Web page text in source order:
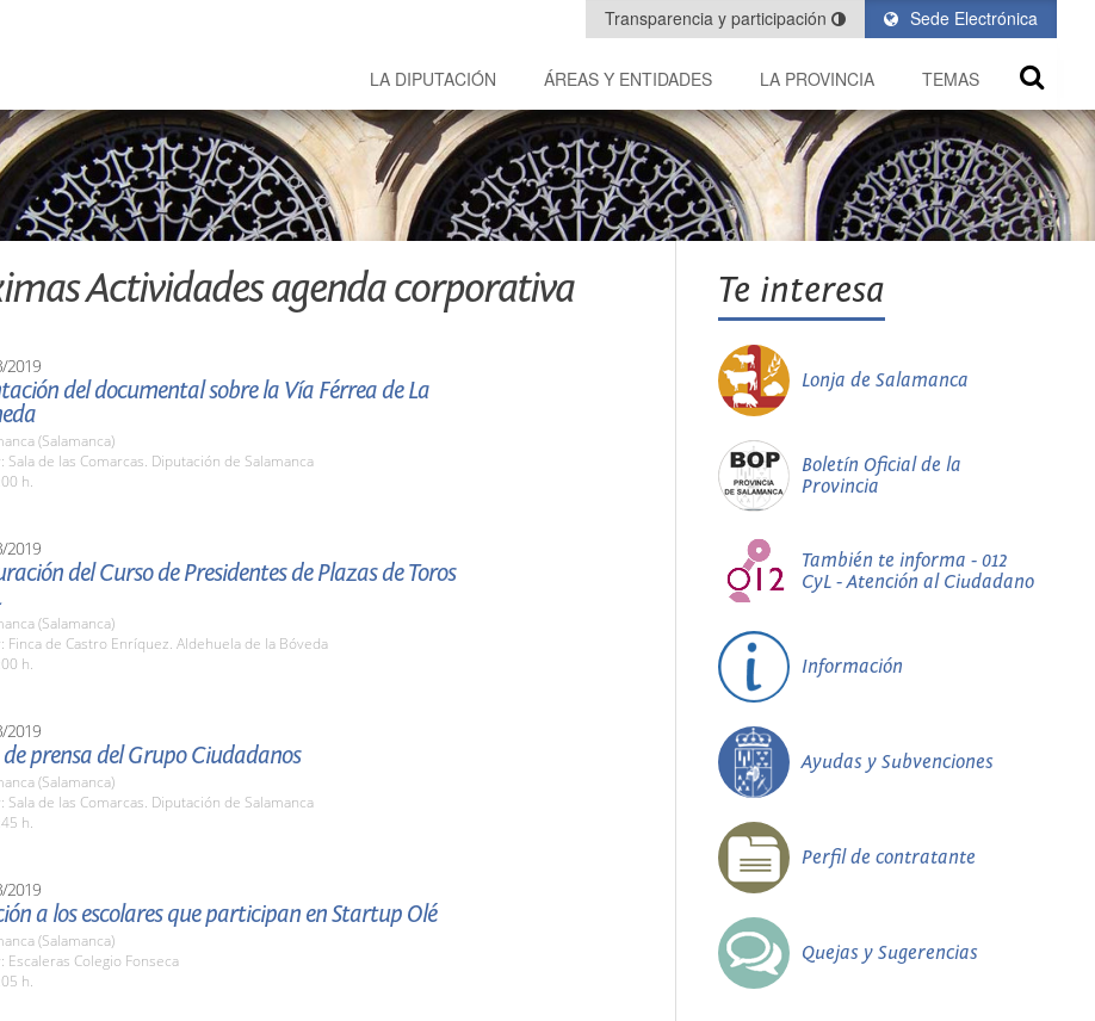
Sede Electrónica
Transparencia y participación
LA DIPUTACIÓN ÁREAS Y ENTIDADES LA PROVINCIA TEMAS
Actividades agenda corporativa
2019
del documental sobre la Vía Férrea de La
(Salamanca)
Sala de las Comarcas. Diputación de Salamanca
h.
2019
del Curso de Presidentes de Plazas de Toros
(Salamanca)
Finca de Castro Enríquez. Aldehuela de la Bóveda
h.
2019
de prensa del Grupo Ciudadanos
(Salamanca)
Sala de las Comarcas. Diputación de Salamanca
h.
2019
a los escolares que participan en Startup Olé
(Salamanca)
Escaleras Colegio Fonseca
h.
Te interesa
Lonja de Salamanca
Boletín Oficial de la
Provincia
También te informa - 012
CyL - Atención al Ciudadano
Información
Ayudas y Subvenciones
Perfil de contratante
Quejas y Sugerencias